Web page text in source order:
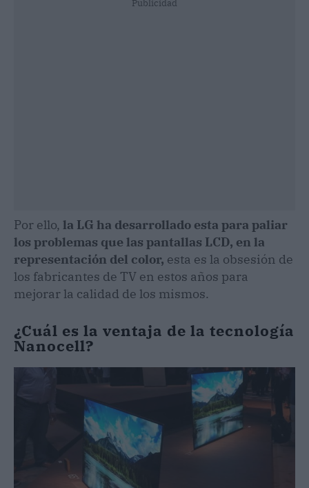
Publicidad
Por ello, la LG ha desarrollado esta para paliar
los problemas que las pantallas LCD, en la
representación del color, esta es la obsesión de
los fabricantes de TV en estos años para
mejorar la calidad de los mismos.
¿Cuál es la ventaja de la tecnología
Nanocell?